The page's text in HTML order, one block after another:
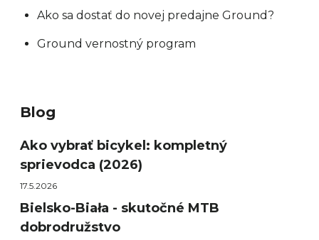
Ako sa dostať do novej predajne Ground?
Ground vernostný program
Blog
Ako vybrať bicykel: kompletný
sprievodca (2026)
17.5.2026
Bielsko-Biała - skutočné MTB
dobrodružstvo